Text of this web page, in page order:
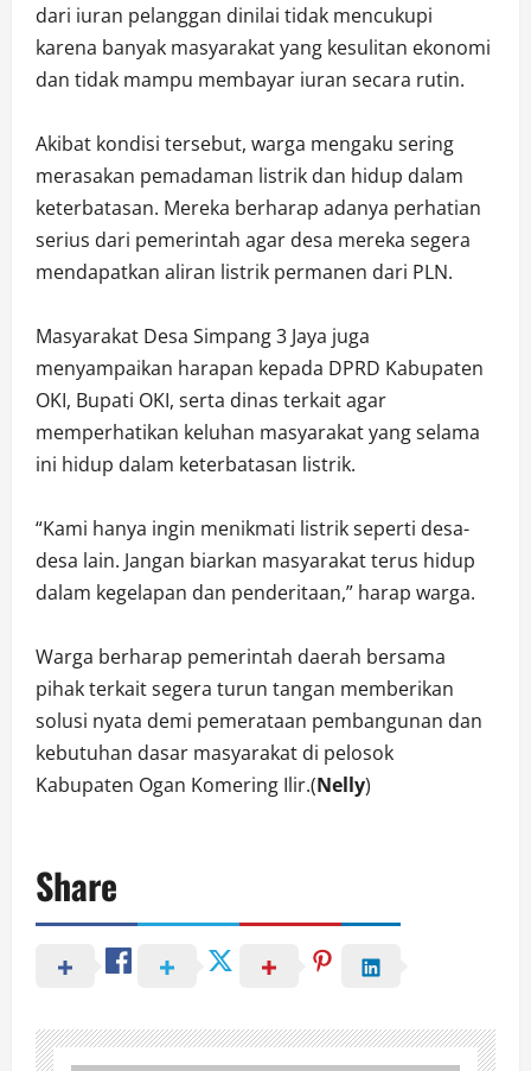
dari iuran pelanggan dinilai tidak mencukupi
karena banyak masyarakat yang kesulitan ekonomi
dan tidak mampu membayar iuran secara rutin.
Akibat kondisi tersebut, warga mengaku sering
merasakan pemadaman listrik dan hidup dalam
keterbatasan. Mereka berharap adanya perhatian
serius dari pemerintah agar desa mereka segera
mendapatkan aliran listrik permanen dari PLN.
Masyarakat Desa Simpang 3 Jaya juga
menyampaikan harapan kepada DPRD Kabupaten
OKI, Bupati OKI, serta dinas terkait agar
memperhatikan keluhan masyarakat yang selama
ini hidup dalam keterbatasan listrik.
“Kami hanya ingin menikmati listrik seperti desa-
desa lain. Jangan biarkan masyarakat terus hidup
dalam kegelapan dan penderitaan,” harap warga.
Warga berharap pemerintah daerah bersama
pihak terkait segera turun tangan memberikan
solusi nyata demi pemerataan pembangunan dan
kebutuhan dasar masyarakat di pelosok
Kabupaten Ogan Komering Ilir.(Nelly)
Share